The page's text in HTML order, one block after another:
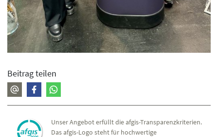
Beitrag teilen
Unser Angebot erfüllt die afgis-Transparenzkriterien.
Das afgis-Logo steht für hochwertige